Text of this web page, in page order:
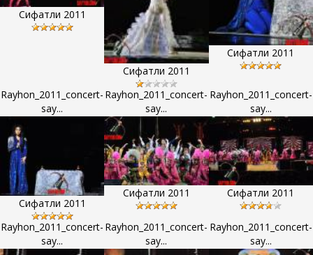
Сифатли 2011
Сифатли 2011
Сифатли 2011
Rayhon_2011_concert-
say...
Сифатли 2011
Rayhon_2011_concert-
say...
Сифатли 2011
Rayhon_2011_concert-
say...
Сифатли 2011
Rayhon_2011_concert-
say...
Rayhon_2011_concert-
say...
Rayhon_2011_concert-
say...